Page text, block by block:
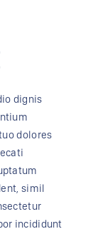
dignis
dolores
simil
incididunt